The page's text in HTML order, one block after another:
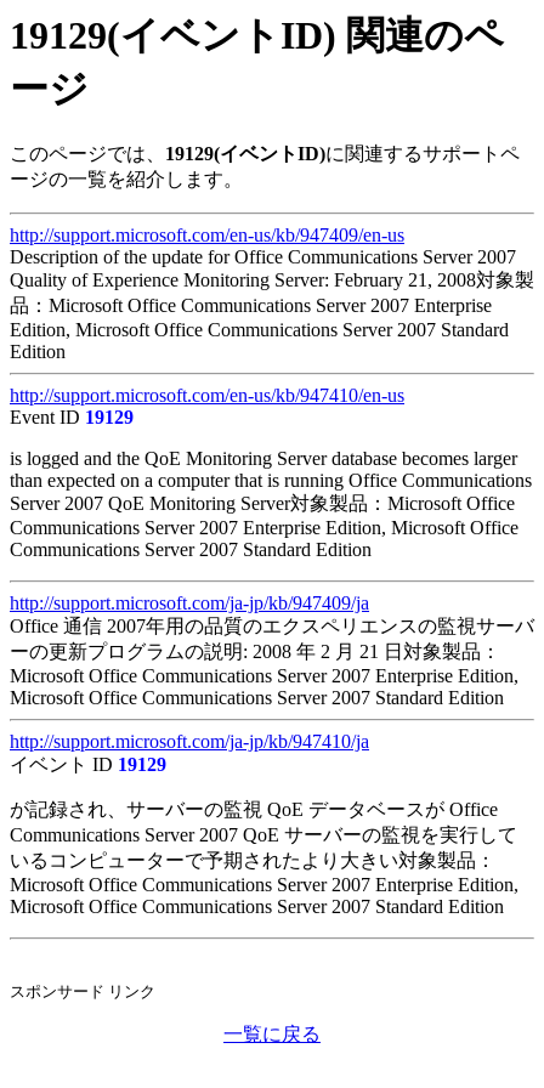
19129(イベントID) 関連のペ
ージ
このページでは、 19129(イベントID)に関連するサポートペ
ージの一覧を紹介します。
http://support.microsoft.com/en-us/kb/947409/en-us
Description of the update for Office Communications Server 2007
Quality of Experience Monitoring Server: February 21, 2008対象製
品：Microsoft Office Communications Server 2007 Enterprise
Edition, Microsoft Office Communications Server 2007 Standard
Edition
http://support.microsoft.com/en-us/kb/947410/en-us
Event ID 19129
is logged and the QoE Monitoring Server database becomes larger
than expected on a computer that is running Office Communications
Server 2007 QoE Monitoring Server対象製品：Microsoft Office
Communications Server 2007 Enterprise Edition, Microsoft Office
Communications Server 2007 Standard Edition
http://support.microsoft.com/ja-jp/kb/947409/ja
Office 通信 2007年用の品質のエクスペリエンスの監視サーバ
ーの更新プログラムの説明: 2008 年 2 月 21 日対象製品：
Microsoft Office Communications Server 2007 Enterprise Edition,
Microsoft Office Communications Server 2007 Standard Edition
http://support.microsoft.com/ja-jp/kb/947410/ja
イベント ID 19129
が記録され、サーバーの監視 QoE データベースが Office
Communications Server 2007 QoE サーバーの監視を実行して
いるコンピューターで予期されたより大きい対象製品：
Microsoft Office Communications Server 2007 Enterprise Edition,
Microsoft Office Communications Server 2007 Standard Edition
スポンサード リンク
一覧に戻る